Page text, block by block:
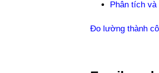
Phân tích
Đo lường thành